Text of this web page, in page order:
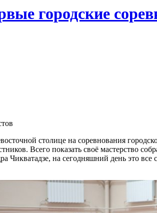
городские
столице на соревнования
Всего показать своё мастерство
Чикватадзе, на сегодняшний день это все